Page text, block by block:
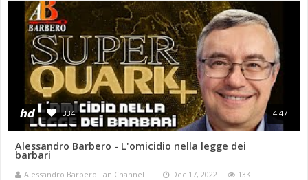
hd 334 4:47
Alessandro Barbero - L'omicidio nella legge dei
barbari
Alessandro Barbero Fan Channel Dec 17, 2022 13K